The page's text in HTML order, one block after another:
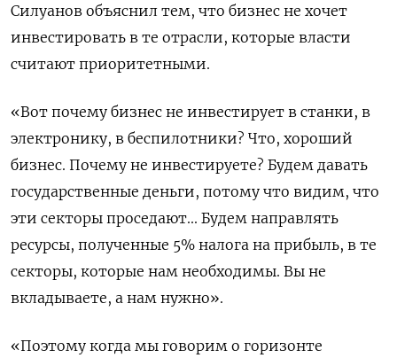
Силуанов объяснил тем, что бизнес не хочет
инвестировать в те отрасли, которые власти
считают приоритетными.
«Вот почему бизнес не инвестирует в станки, в
электронику, в беспилотники? Что, хороший
бизнес. Почему не инвестируете? Будем давать
государственные деньги, потому что видим, что
эти секторы проседают... Будем направлять
ресурсы, полученные 5% налога на прибыль, в те
секторы, которые нам необходимы. Вы не
вкладываете, а нам нужно».
«Поэтому когда мы говорим о горизонте